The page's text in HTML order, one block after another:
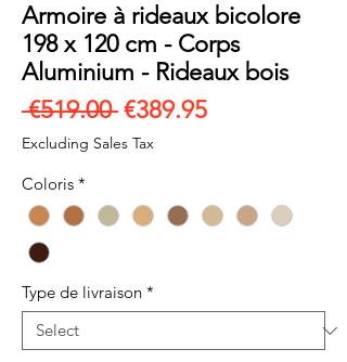
Armoire à rideaux bicolore
198 x 120 cm - Corps
Aluminium - Rideaux bois
€519.00 Regular
Price
€389.95Sale
Excluding Sales Tax
Coloris *
Type de livraison *